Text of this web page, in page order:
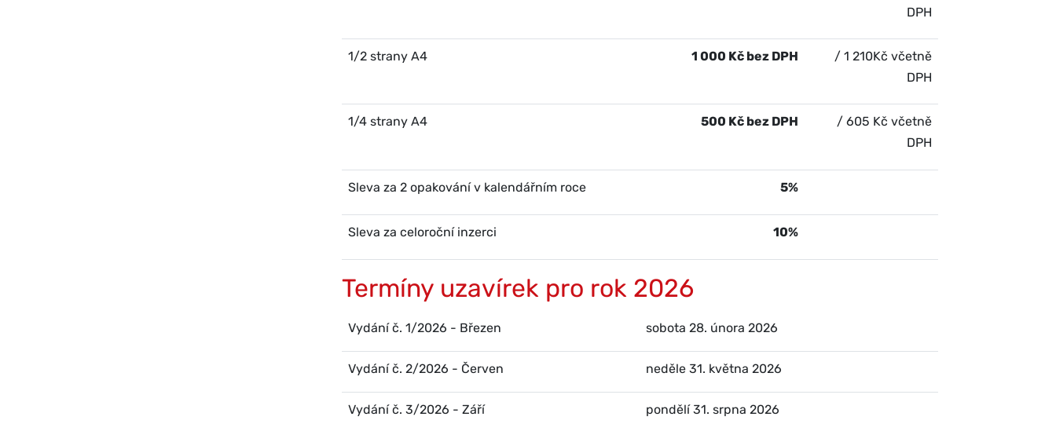
DPH
1/2 strany A4 1 000 Kč bez DPH
/ 1 210Kč včetně
DPH
1/4 strany A4 500 Kč bez DPH
/ 605 Kč včetně
DPH
Sleva za 2 opakování v kalendářním roce 5%
Sleva za celoroční inzerci 10%
Termíny uzavírek pro rok 2026
Vydání č. 1/2026 - Březen sobota 28. února 2026
Vydání č. 2/2026 - Červen neděle 31. května 2026
Vydání č. 3/2026 - Září pondělí 31. srpna 2026